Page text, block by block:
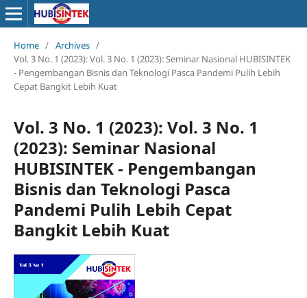
Home / Archives /
Vol. 3 No. 1 (2023): Vol. 3 No. 1 (2023): Seminar Nasional HUBISINTEK
- Pengembangan Bisnis dan Teknologi Pasca Pandemi Pulih Lebih
Cepat Bangkit Lebih Kuat
Vol. 3 No. 1 (2023): Vol. 3 No. 1
(2023): Seminar Nasional
HUBISINTEK - Pengembangan
Bisnis dan Teknologi Pasca
Pandemi Pulih Lebih Cepat
Bangkit Lebih Kuat